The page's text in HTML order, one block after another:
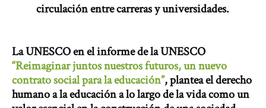
circulación entre carreras y universidades.
La UNESCO en el informe de la UNESCO
“Reimaginar juntos nuestros futuros, un nuevo
contrato social para la educación”, plantea el derecho
humano a la educación a lo largo de la vida como un